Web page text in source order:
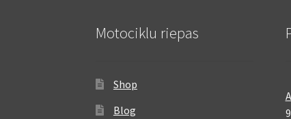
Motociklu riepas
Shop
Blog